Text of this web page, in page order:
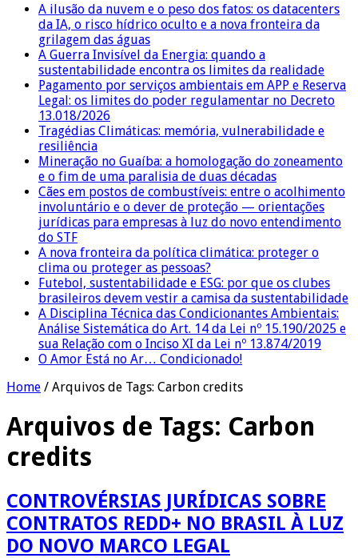
A ilusão da nuvem e o peso dos fatos: os datacenters
da IA, o risco hídrico oculto e a nova fronteira da
grilagem das águas
A Guerra Invisível da Energia: quando a
sustentabilidade encontra os limites da realidade
Pagamento por serviços ambientais em APP e Reserva
Legal: os limites do poder regulamentar no Decreto
13.018/2026
Tragédias Climáticas: memória, vulnerabilidade e
resiliência
Mineração no Guaíba: a homologação do zoneamento
e o fim de uma paralisia de duas décadas
Cães em postos de combustíveis: entre o acolhimento
involuntário e o dever de proteção — orientações
jurídicas para empresas à luz do novo entendimento
do STF
A nova fronteira da política climática: proteger o
clima ou proteger as pessoas?
Futebol, sustentabilidade e ESG: por que os clubes
brasileiros devem vestir a camisa da sustentabilidade
A Disciplina Técnica das Condicionantes Ambientais:
Análise Sistemática do Art. 14 da Lei nº 15.190/2025 e
sua Relação com o Inciso XI da Lei nº 13.874/2019
O Amor Está no Ar… Condicionado!
Home / Arquivos de Tags: Carbon credits
Arquivos de Tags: Carbon
credits
CONTROVÉRSIAS JURÍDICAS SOBRE
CONTRATOS REDD+ NO BRASIL À LUZ
DO NOVO MARCO LEGAL